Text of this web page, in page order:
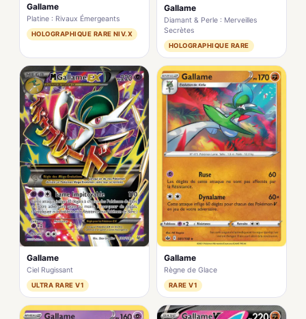
Gallame
Platine : Rivaux Émergeants
HOLOGRAPHIQUE RARE NIV.X
Gallame
Diamant & Perle : Merveilles
Secrètes
HOLOGRAPHIQUE RARE
Gallame
Ciel Rugissant
ULTRA RARE V1
Gallame
Règne de Glace
RARE V1